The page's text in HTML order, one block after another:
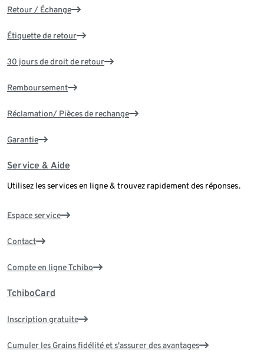
Retour / Échange
Étiquette de retour
30 jours de droit de retour
Remboursement
Réclamation/ Pièces de rechange
Garantie
Service & Aide
Utilisez les services en ligne & trouvez rapidement des réponses.
Espace service
Contact
Compte en ligne Tchibo
TchiboCard
Inscription gratuite
Cumuler les Grains fidélité et s'assurer des avantages